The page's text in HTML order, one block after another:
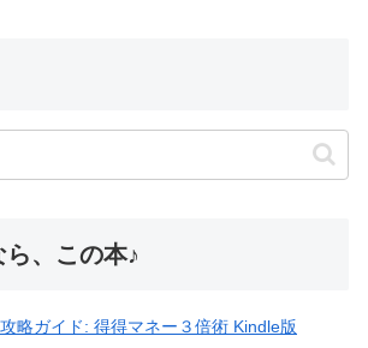
、この本♪
略ガイド: 得得マネー３倍術 Kindle版